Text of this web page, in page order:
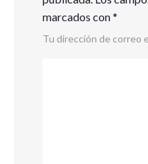
marcados con*
Tu dirección de correo